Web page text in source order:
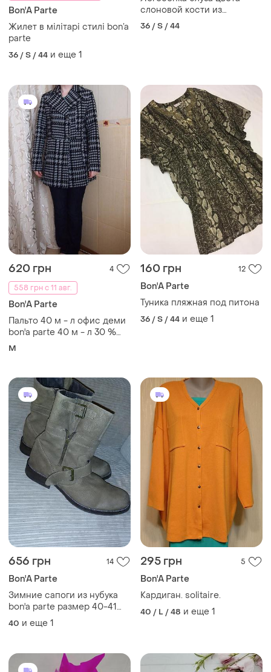
Bon'A Parte
Жилет в мілітарі стилі bon’a
parte
36 / S / 44 и еще 1
слоновой кости из
тоненького хлопка bon'а
parte
36 / S / 44
620 грн
4
558 грн с 11 авг.
Bon'A Parte
Пальто 40 м - л офис деми
bon'a parte 40 м - л 30 %
шерсть пуговицы металл
M
160 грн 12
Bon'A Parte
Туника пляжная под питона
36 / S / 44 и еще 1
656 грн 14
Bon'A Parte
Зимние сапоги из нубука
bon'a parte размер 40-41
(27см)
40 и еще 1
295 грн 5
Bon'A Parte
Кардиган. solitaire.
40 / L / 48 и еще 1